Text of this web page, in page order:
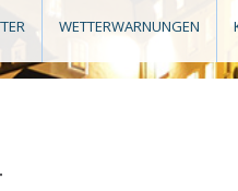
WETTERWARNUNGEN